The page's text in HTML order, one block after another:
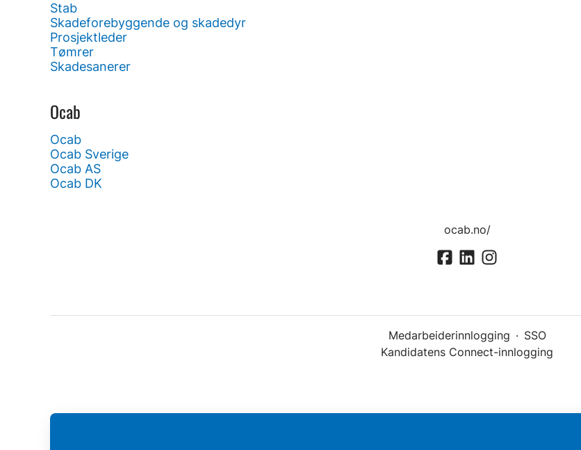
Stab
Skadeforebyggende og skadedyr
Prosjektleder
Tømrer
Skadesanerer
Ocab
Ocab
Ocab Sverige
Ocab AS
Ocab DK
ocab.no/
Medarbeiderinnlogging · SSO
Kandidatens Connect-innlogging